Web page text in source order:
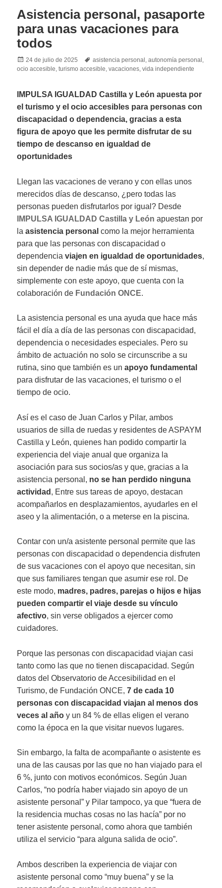
Asistencia personal, pasaporte
para unas vacaciones para
todos
Posted
on
24 de julio de 2025 Tags
asistencia personal ,autonomía personal ,
ocio accesible,turismo accesible,vacaciones,vida independiente
IMPULSA IGUALDAD Castilla y León apuesta por
el turismo y el ocio accesibles para personas con
discapacidad o dependencia, gracias a esta
figura de apoyo que les permite disfrutar de su
tiempo de descanso en igualdad de
oportunidades
Llegan las vacaciones de verano y con ellas unos
merecidos días de descanso, ¿pero todas las
personas pueden disfrutarlos por igual? Desde
IMPULSA IGUALDAD Castilla y León apuestan por
laasistencia personal como la mejor herramienta
para que las personas con discapacidad o
dependenciaviajen en igualdad de oportunidades,
sin depender de nadie más que de sí mismas,
simplemente con este apoyo, que cuenta con la
colaboración de Fundación ONCE.
La asistencia personal es una ayuda que hace más
fácil el día a día de las personas con discapacidad,
dependencia o necesidades especiales. Pero su
ámbito de actuación no solo se circunscribe a su
rutina, sino que también es unapoyo fundamental
para disfrutar de las vacaciones, el turismo o el
tiempo de ocio.
Así es el caso de Juan Carlos y Pilar, ambos
usuarios de silla de ruedas y residentes de ASPAYM
Castilla y León, quienes han podido compartir la
experiencia del viaje anual que organiza la
asociación para sus socios/as y que, gracias a la
asistencia personal, no se han perdido ninguna
actividad , Entre sus tareas de apoyo, destacan
acompañarlos en desplazamientos, ayudarles en el
aseo y la alimentación, o a meterse en la piscina.
Contar con un/a asistente personal permite que las
personas con discapacidad o dependencia disfruten
de sus vacaciones con el apoyo que necesitan, sin
que sus familiares tengan que asumir ese rol. De
este modo, madres, padres, parejas o hijos e hijas
pueden compartir el viaje desde su vínculo
afectivo, sin verse obligados a ejercer como
cuidadores.
Porque las personas con discapacidad viajan casi
tanto como las que no tienen discapacidad. Según
datos del Observatorio de Accesibilidad en el
Turismo, de Fundación ONCE,7 de cada 10
personas con discapacidad viajan al menos dos
veces al año y un 84 % de ellas eligen el verano
como la época en la que visitar nuevos lugares.
Sin embargo, la falta de acompañante o asistente es
una de las causas por las que no han viajado para el
6 %, junto con motivos económicos. Según Juan
Carlos, “no podría haber viajado sin apoyo de un
asistente personal” y Pilar tampoco, ya que “fuera de
la residencia muchas cosas no las hacía” por no
tener asistente personal, como ahora que también
utiliza el servicio “para alguna salida de ocio”.
Ambos describen la experiencia de viajar con
asistente personal como “muy buena” y se la